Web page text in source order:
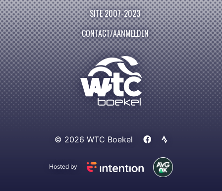
SITE 2007-2023
CONTACT/AANMELDEN
© 2026 WTC Boekel
Hosted by